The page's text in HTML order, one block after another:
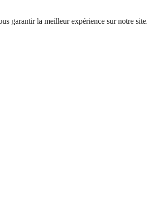
garantir la meilleur expérience sur notre